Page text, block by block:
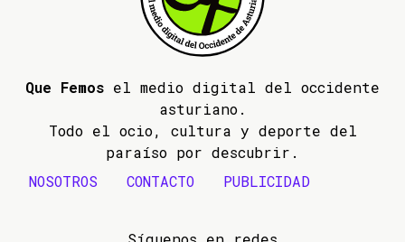
Que Femos el medio digital del occidente
asturiano.
Todo el ocio, cultura y deporte del
paraíso por descubrir.
NOSOTROS
CONTACTO PUBLICIDAD